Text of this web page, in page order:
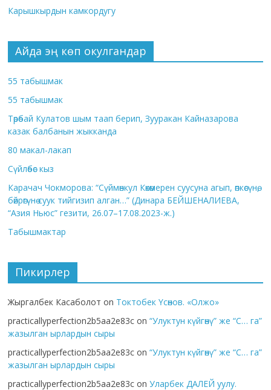
Карышкырдын камкордугу
Айда эң көп окулгандар
55 табышмак
55 табышмак
Төрөбай Кулатов шым таап берип, Зууракан Кайназарова
казак балбанын жыкканда
80 макал-лакап
Сүйлөбөс кыз
Карачач Чокморова: “Сүймөнкул Көкөмерен суусуна агып, өпкөсүнө,
бөйрөгүнө суук тийгизип алган…” (Динара БЕЙШЕНАЛИЕВА,
“Азия Ньюс” гезити, 26.07–17.08.2023-ж.)
Табышмактар
Пикирлер
Жыргалбек Касаболот on Токтобек Үсөнов. «Олжо»
practicallyperfection2b5aa2e83c on“Улуктун күйгөнү” же “С… га”
жазылган ырлардын сыры
practicallyperfection2b5aa2e83c on“Улуктун күйгөнү” же “С… га”
жазылган ырлардын сыры
practicallyperfection2b5aa2e83c onУларбек ДАЛЕЙ уулу.